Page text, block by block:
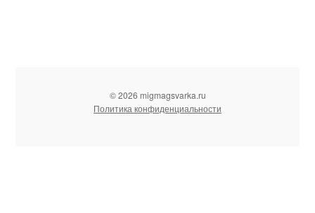
© 2026 migmagsvarka.ru
Политика конфиденциальности